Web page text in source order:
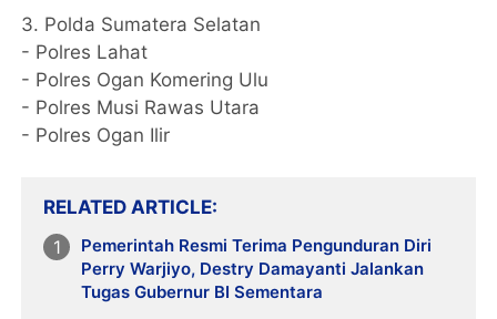
3. Polda Sumatera Selatan
- Polres Lahat
- Polres Ogan Komering Ulu
- Polres Musi Rawas Utara
- Polres Ogan Ilir
RELATED ARTICLE
Pemerintah Resmi Terima Pengunduran Diri
Perry Warjiyo, Destry Damayanti Jalankan
Tugas Gubernur BI Sementara